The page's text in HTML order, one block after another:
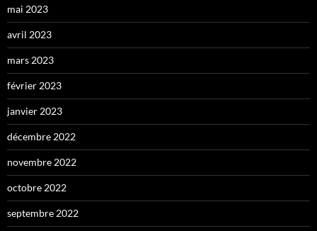
mai 2023
avril 2023
mars 2023
février 2023
janvier 2023
décembre 2022
novembre 2022
octobre 2022
septembre 2022